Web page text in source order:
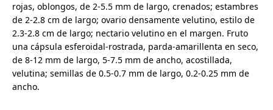
rojas, oblongos, de 2-5.5 mm de largo, crenados; estambres
de 2-2.8 cm de largo; ovario densamente velutino, estilo de
2.3-2.8 cm de largo; nectario velutino en el margen. Fruto
una cápsula esferoidal-rostrada, parda-amarillenta en seco,
de 8-12 mm de largo, 5-7.5 mm de ancho, acostillada,
velutina; semillas de 0.5-0.7 mm de largo, 0.2-0.25 mm de
ancho.